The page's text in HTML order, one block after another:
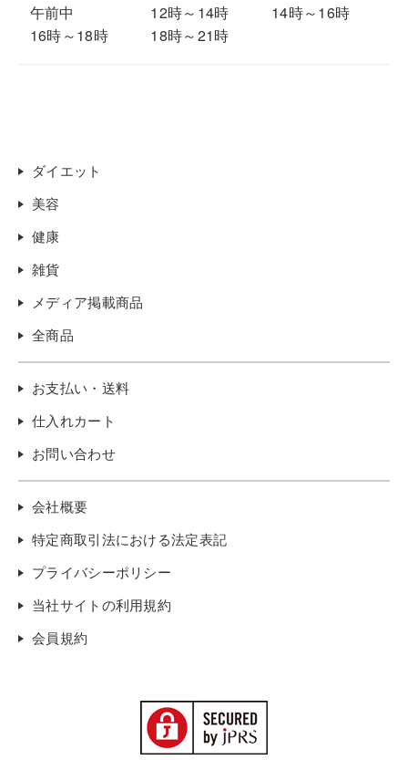
午前中 12時～14時
14時～16時
16時～18時
18時～21時
ダイエット
美容
健康
雑貨
メディア掲載商品
全商品
お支払い・送料
仕入れカート
お問い合わせ
会社概要
特定商取引法における法定表記
プライバシーポリシー
当社サイトの利用規約
会員規約